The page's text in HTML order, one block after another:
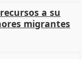
a su
migrantes